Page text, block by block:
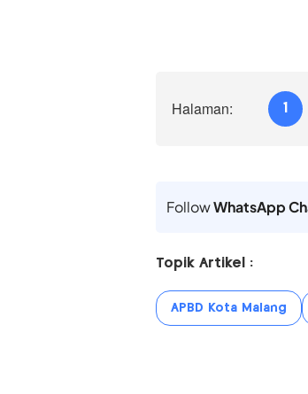
Halaman: 1
FollowWhatsApp
Topik Artikel :
APBD Kota Malang